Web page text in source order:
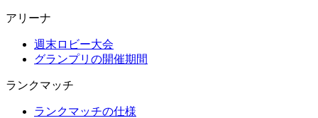
アリーナ
週末ロビー大会
グランプリの開催期間
ランクマッチ
ランクマッチの仕様